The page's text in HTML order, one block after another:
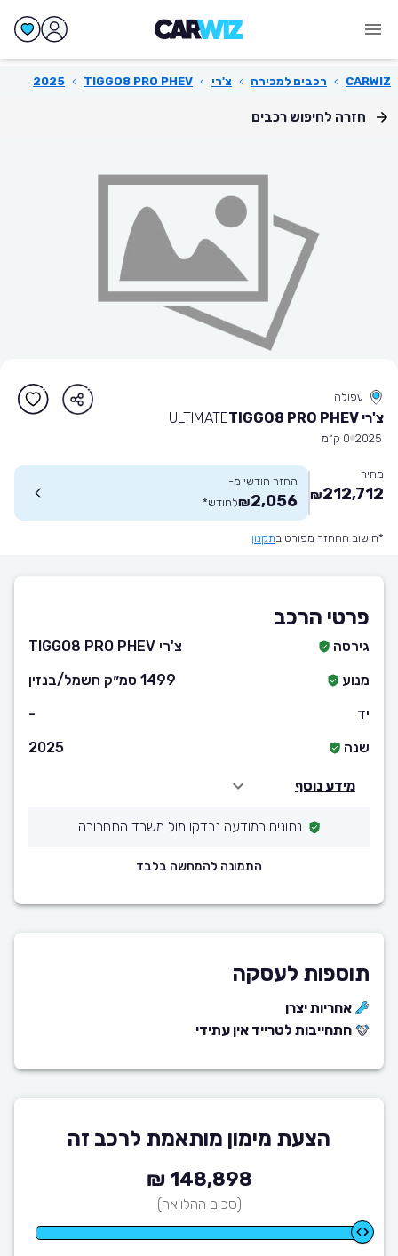
CARWIZ
› רכבים למכירה › צ'רי ›
TIGGO8 PRO PHEV
›
2025
חזרה לחיפוש רכבים
עפולה
צ'רי TIGGO8 PRO PHEV ULTIMATE
2025 0 ק״מ
מחיר
212,712
₪
החזר חודשי מ-
2,056
₪לחודש*
*חישוב ההחזר מפורט בתקנון
פרטי הרכב
גירסה
צ'רי TIGGO8 PRO PHEV
מנוע
1499 סמ״ק חשמל/בנזין
יד
-
שנה
2025
מידע נוסף
נתונים במודעה נבדקו מול משרד התחבורה
התמונה להמחשה בלבד
תוספות לעסקה
אחריות יצרן
התחייבות לטרייד אין עתידי
הצעת מימון מותאמת לרכב זה
148,898 ₪
(סכום ההלוואה)